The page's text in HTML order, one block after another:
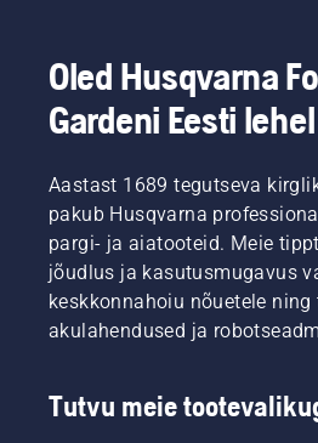
Oled Husqvarna
Gardeni Eesti lehel
Aastast 1689 tegutseva
pakub Husqvarna
pargi- ja aiatooteid. Meie
jõudlus ja kasutusmugavus
keskkonnahoiu nõuetele
akulahendused ja
Tutvu meie